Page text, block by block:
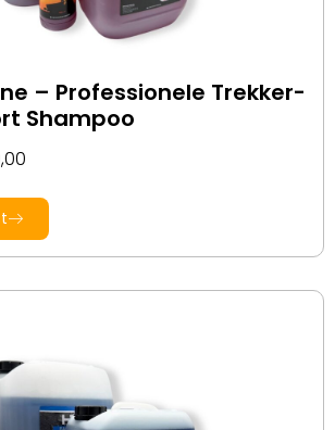
– Professionele Trekker-
Shampoo